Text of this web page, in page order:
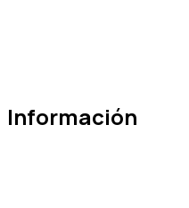
Información